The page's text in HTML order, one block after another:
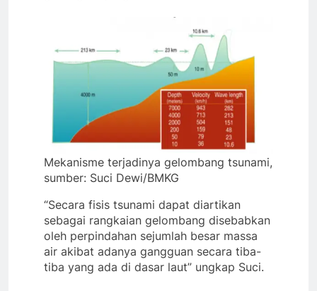
Mekanisme terjadinya gelombang tsunami,
sumber: Suci Dewi/BMKG
“Secara fisis tsunami dapat diartikan
sebagai rangkaian gelombang disebabkan
oleh perpindahan sejumlah besar massa
air akibat adanya gangguan secara tiba-
tiba yang ada di dasar laut” ungkap Suci.